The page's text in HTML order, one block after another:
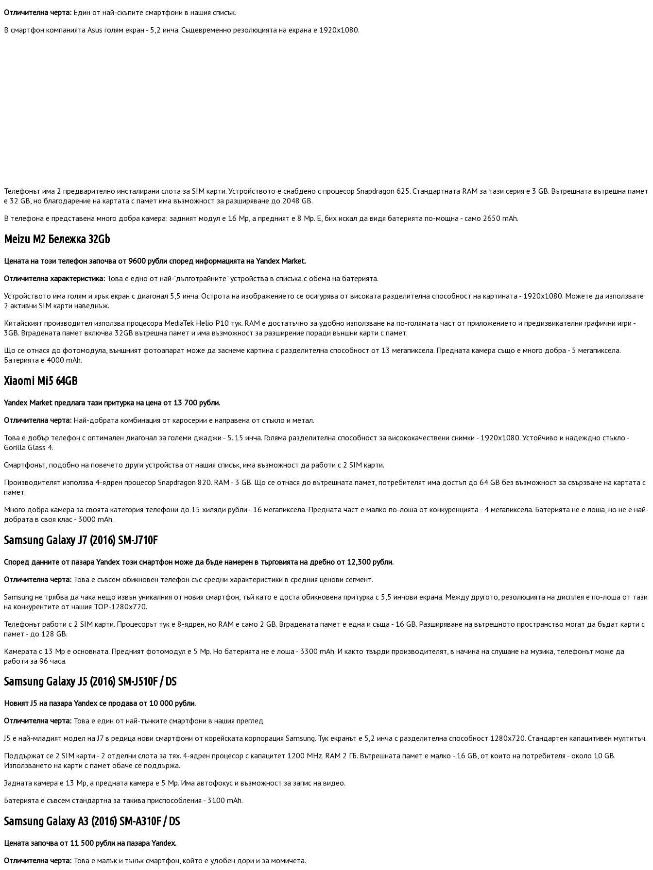
Отличителна черта: Един от най-скъпите смартфони в нашия списък.
В смартфон компанията Asus голям екран - 5,2 инча. Същевременно резолюцията на екрана е 1920x1080.
Телефонът има 2 предварително инсталирани слота за SIM карти. Устройството е снабдено с процесор Snapdragon 625. Стандартната RAM за тази серия е 3 GB. Вътрешната вътрешна памет
е 32 GB, но благодарение на картата с памет има възможност за разширяване до 2048 GB.
В телефона е представена много добра камера: задният модул е ​​16 Mp, а предният е 8 Mp. Е, бих искал да видя батерията по-мощна - само 2650 mAh.
Meizu M2 Бележка 32Gb
Цената на този телефон започва от 9600 рубли според информацията на Yandex Market.
Отличителна характеристика: Това е едно от най-"дълготрайните" устройства в списъка с обема на батерията.
Устройството има голям и ярък екран с диагонал 5,5 инча. Острота на изображението се осигурява от високата разделителна способност на картината - 1920х1080. Можете да използвате
2 активни SIM карти наведнъж.
Китайският производител използва процесора MediaTek Helio P10 тук. RAM е достатъчно за удобно използване на по-голямата част от приложението и предизвикателни графични игри -
3GB. Вградената памет включва 32GB вътрешна памет и има възможност за разширение поради външни карти с памет.
Що се отнася до фотомодула, външният фотоапарат може да заснеме картина с разделителна способност от 13 мегапиксела. Предната камера също е много добра - 5 мегапиксела.
Батерията е 4000 mAh.
Xiaomi Mi5 64GB
Yandex Market предлага тази притурка на цена от 13 700 рубли.
Отличителна черта: Най-добрата комбинация от каросерии е направена от стъкло и метал.
Това е добър телефон с оптимален диагонал за големи джаджи - 5. 15 инча. Голяма разделителна способност за висококачествени снимки - 1920x1080. Устойчиво и надеждно стъкло -
Gorilla Glass 4.
Смартфонът, подобно на повечето други устройства от нашия списък, има възможност да работи с 2 SIM карти.
Производителят използва 4-ядрен процесор Snapdragon 820. RAM - 3 GB. Що се отнася до вътрешната памет, потребителят има достъп до 64 GB без възможност за свързване на картата с
памет.
Много добра камера за своята категория телефони до 15 хиляди рубли - 16 мегапиксела. Предната част е малко по-лоша от конкуренцията - 4 мегапиксела. Батерията не е лоша, но не е най-
добрата в своя клас - 3000 mAh.
Samsung Galaxy J7 (2016) SM-J710F
Според данните от пазара Yandex този смартфон може да бъде намерен в търговията на дребно от 12,300 рубли.
Отличителна черта: Това е съвсем обикновен телефон със средни характеристики в средния ценови сегмент.
Samsung не трябва да чака нещо извън уникалния от новия смартфон, тъй като е доста обикновена притурка с 5,5 инчови екрана. Между другото, резолюцията на дисплея е по-лоша от тази
на конкурентите от нашия TOP-1280x720.
Телефонът работи с 2 SIM карти. Процесорът тук е 8-ядрен, но RAM е само 2 GB. Вградената памет е една и съща - 16 GB. Разширяване на вътрешното пространство могат да бъдат карти с
памет - до 128 GB.
Камерата с 13 Mp е основната. Предният фотомодул е ​​5 Mp. Но батерията не е лоша - 3300 mAh. И както твърди производителят, в начина на слушане на музика, телефонът може да
работи за 96 часа.
Samsung Galaxy J5 (2016) SM-J510F / DS
Новият J5 на пазара Yandex се продава от 10 000 рубли.
Отличителна черта: Това е един от най-тънките смартфони в нашия преглед.
J5 е най-младият модел на J7 в редица нови смартфони от корейската корпорация Samsung. Тук екранът е 5,2 инча с разделителна способност 1280x720. Стандартен капацитивен мултитъч.
Поддържат се 2 SIM карти - 2 отделни слота за тях. 4-ядрен процесор с капацитет 1200 MHz. RAM 2 ГБ. Вътрешната памет е малко - 16 GB, от които на потребителя - около 10 GB.
Използването на карти с памет обаче се поддържа.
Задната камера е 13 Mp, а предната камера е 5 Mp. Има автофокус и възможност за запис на видео.
Батерията е съвсем стандартна за такива приспособления - 3100 mAh.
Samsung Galaxy A3 (2016) SM-A310F / DS
Цената започва от 11 500 рубли на пазара Yandex.
Отличителна черта: Това е малък и тънък смартфон, който е удобен дори и за момичета.